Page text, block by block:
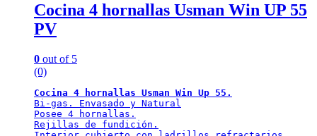
Cocina 4 hornallas Usman Win UP 55
PV
0 out of 5
(0)
Cocina 4 hornallas Usman Win Up 55.
Bi-gas. Envasado y Natural
Posee 4 hornallas.
Rejillas de fundición.